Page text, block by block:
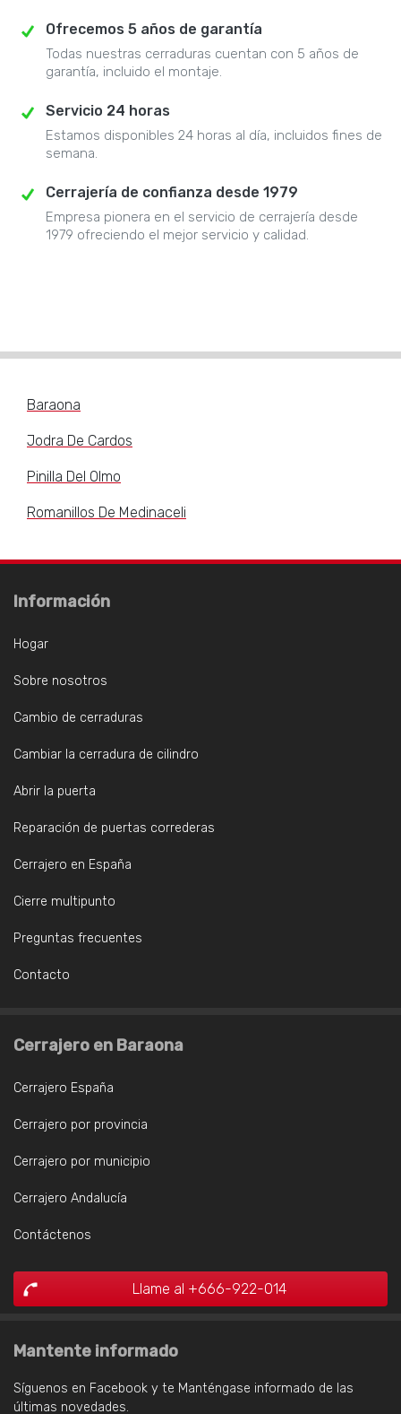
Ofrecemos 5 años de garantía
Todas nuestras cerraduras cuentan con 5 años de
garantía, incluido el montaje.
Servicio 24 horas
Estamos disponibles 24 horas al día, incluidos fines de
semana.
Cerrajería de confianza desde 1979
Empresa pionera en el servicio de cerrajería desde
1979 ofreciendo el mejor servicio y calidad.
Baraona
Jodra De Cardos
Pinilla Del Olmo
Romanillos De Medinaceli
Información
Hogar
Sobre nosotros
Cambio de cerraduras
Cambiar la cerradura de cilindro
Abrir la puerta
Reparación de puertas correderas
Cerrajero en España
Cierre multipunto
Preguntas frecuentes
Contacto
Cerrajero en Baraona
Cerrajero España
Cerrajero por provincia
Cerrajero por municipio
Cerrajero Andalucía
Contáctenos
Llame al +666-922-014
Mantente informado
Síguenos en Facebook y te Manténgase informado de las
últimas novedades.